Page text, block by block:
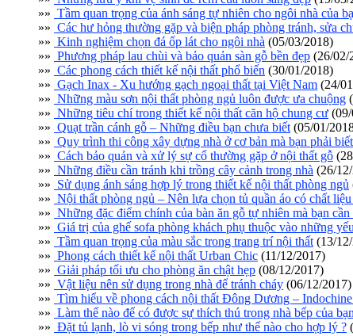
»» Tầm quan trọng của ánh sáng tự nhiên cho ngôi nhà của
»» Các hư hỏng thường gặp và biện pháp phòng tránh, sửa
»» Kinh nghiệm chọn đá ốp lát cho ngôi nhà (05/03/2018)
»» Phương pháp lau chùi và bảo quản sàn gỗ bền đẹp (26/02/
»» Các phong cách thiết kế nội thất phổ biến (30/01/2018)
»» Gạch Inax - Xu hướng gạch ngoại thất tại Việt Nam (24/
»» Những màu sơn nội thất phòng ngủ luôn được ưa chuộng
»» Những tiêu chí trong thiết kế nội thất căn hộ chung cư
»» Quạt trần cánh gỗ – Những điều bạn chưa biết (05/01/
»» Quy trình thi công xây dựng nhà ở cơ bản mà bạn phải biết
»» Cách bảo quản và xử lý sự cố thường gặp ở nội thất gỗ
»» Những điều cần tránh khi trồng cây cảnh trong nhà (26/
»» Sử dụng ánh sáng hợp lý trong thiết kế nội thất phòng ngủ
»» Nội thất phòng ngủ – Nên lựa chọn tủ quần áo có chất
»» Những đặc điểm chính của bàn ăn gỗ tự nhiên mà bạn cần
»» Giá trị của ghế sofa phòng khách phụ thuộc vào những
»» Tầm quan trọng của màu sắc trong trang trí nội thất (13/
»» Phong cách thiết kế nội thất Urban Chic (11/12/2017)
»» Giải pháp tối ưu cho phòng ăn chật hẹp (08/12/2017)
»» Vật liệu nên sử dụng trong nhà để tránh cháy (06/12/2017)
»» Tìm hiểu về phong cách nội thất Đông Dương –
»» Làm thế nào để có được sự thích thú trong nhà bếp của bạn
»» Đặt tủ lạnh, lò vi sóng trong bếp như thế nào cho hợp lý ?